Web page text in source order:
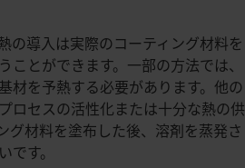
の導入は実際のコーティング材料を
ことができます。一部の方法では、
材を予熱する必要があります。他の
ロセスの活性化または十分な熱の供
グ材料を塗布した後、溶剤を蒸発さ
す。